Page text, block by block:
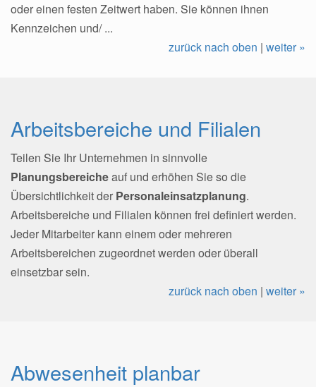
oder einen festen Zeitwert haben. Sie können ihnen
Kennzeichen und/ ...
zurück nach oben | weiter »
Arbeitsbereiche und Filialen
Teilen Sie Ihr Unternehmen in sinnvolle
Planungsbereicheauf und erhöhen Sie so die
Übersichtlichkeit der Personaleinsatzplanung.
Arbeitsbereiche und Filialen können frei definiert werden.
Jeder Mitarbeiter kann einem oder mehreren
Arbeitsbereichen zugeordnet werden oder überall
einsetzbar sein.
zurück nach oben | weiter »
Abwesenheit planbar